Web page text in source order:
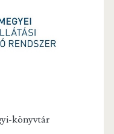
könyvtár